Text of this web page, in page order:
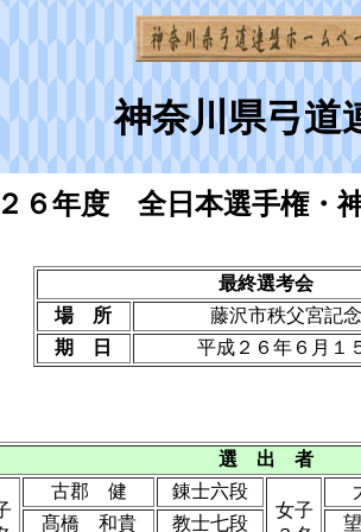
神奈川県弓道
６年度 全日本選手権・
最終選考会
場 所
藤沢市秩父宮記
期 日
平成２６年６月１
選 出 者
古郡 健
錬士六段
女子
髙橋 和貴
教士七段